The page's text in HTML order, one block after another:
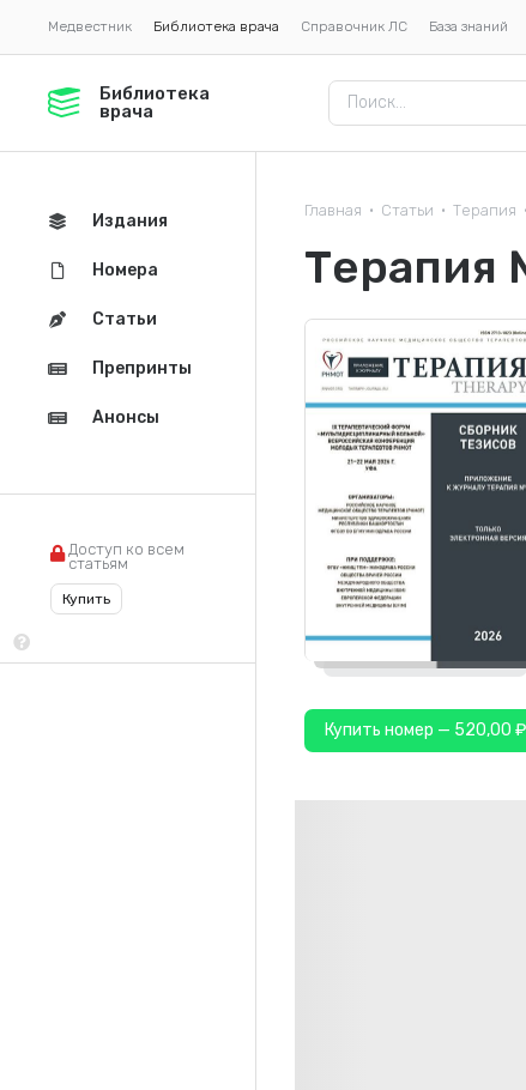
Медвестник Библиотека врача Справочник ЛС База знаний
Библиотека
врача
Главная • Статьи • Терапия •
Терапия
Купить номер — 520,00 ₽
Издания
Номера
Статьи
Препринты
Анонсы
Доступ ко всем
статьям
Купить